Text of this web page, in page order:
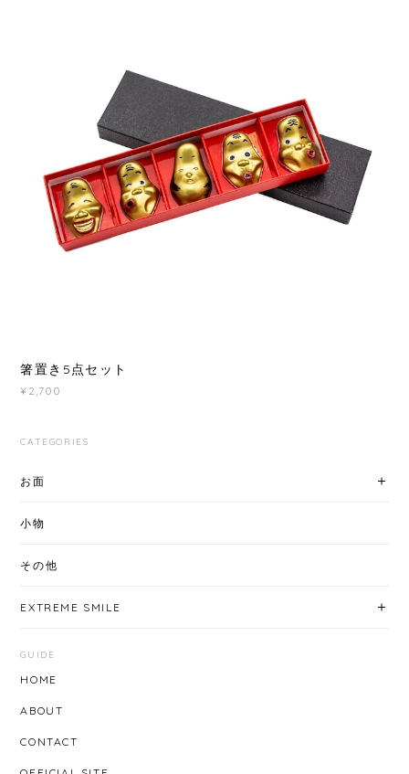
箸置き5点セット
¥2,700
CATEGORIES
お面
小物
その他
EXTREME SMILE
GUIDE
HOME
ABOUT
CONTACT